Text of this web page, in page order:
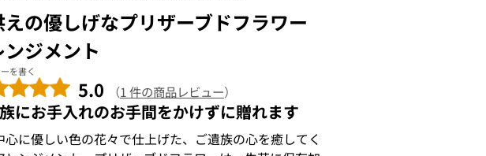
えの優しげなプリザーブドフラワー
ンジメント
を書く
5.0 （1 件の商品レビュー）
にお手入れのお手間をかけずに贈れます
心に優しい色の花々で仕上げた、ご遺族の心を癒してく